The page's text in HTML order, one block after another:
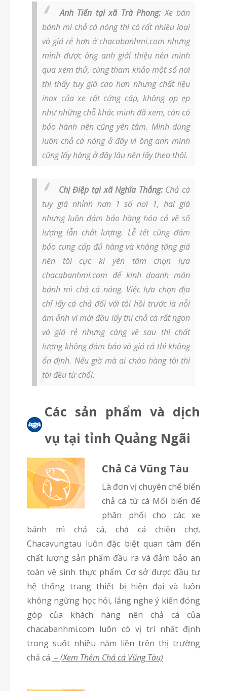
Anh Tiến tại xã Trà Phong: Xe bán
bánh mì chả cá nóng thì có rất nhiều loại
và giá rẻ hơn ở chacabanhmi.com nhưng
mình được ông anh giới thiệu nên mình
qua xem thử, cùng tham khảo một số nơi
thì thấy tuy giá cao hơn nhưng chất liệu
inox của xe rất cứng cáp, không ọp ẹp
như những chỗ khác mình đã xem, còn có
bảo hành nên cũng yên tâm. Mình dùng
luôn chả cá nóng ở đây vì ông anh mình
cũng lấy hàng ở đây lâu nên lấy theo thôi.
Chị Điệp tại xã Nghĩa Thắng:Chả cá
tuy giá nhỉnh hơn 1 số nơi 1, hai giá
nhưng luôn đảm bảo hàng hóa cả về số
lượng lẫn chất lượng. Lễ tết cũng đảm
bảo cung cấp đủ hàng và không tăng giá
nên tôi cực kì yên tâm chọn lựa
chacabanhmi.com để kinh doanh món
bánh mì chả cá nóng. Việc lựa chọn địa
chỉ lấy cá chả đối với tôi hồi trước là nỗi
ám ảnh vì mới đầu lấy thì chả cá rất ngon
và giá rẻ nhưng càng về sau thì chất
lượng không đảm bảo và giá cả thì không
ổn định. Nếu giờ mà ai chào hàng tôi thì
tôi đều từ chối.
Các sản phẩm và dịch
vụ tại tỉnh Quảng Ngãi
Chả Cá Vũng Tàu
Là đơn vị chuyên chế biến
chả cá từ cá Mối biển để
phân phối cho các xe
bánh mì chả cá, chả cá chiên chợ,
Chacavungtau luôn đặc biệt quan tâm đến
chất lượng sản phẩm đầu ra và đảm bảo an
toàn vệ sinh thực phẩm. Cơ sở được đầu tư
hệ thống trang thiết bị hiện đại và luôn
không ngừng học hỏi, lắng nghe ý kiến đóng
góp của khách hàng nên chả cá của
chacabanhmi.com luôn có vị trí nhất định
trong suốt nhiều năm liền trên thị trường
chả cá. – (Xem Thêm Chả cá Vũng Tàu)